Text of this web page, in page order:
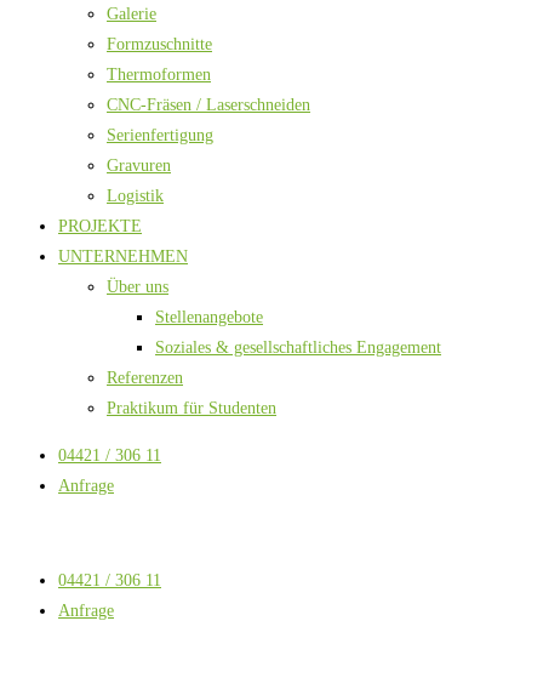
Galerie
Formzuschnitte
Thermoformen
CNC-Fräsen / Laserschneiden
Serienfertigung
Gravuren
Logistik
PROJEKTE
UNTERNEHMEN
Über uns
Stellenangebote
Soziales & gesellschaftliches Engagement
Referenzen
Praktikum für Studenten
04421 / 306 11
Anfrage
04421 / 306 11
Anfrage